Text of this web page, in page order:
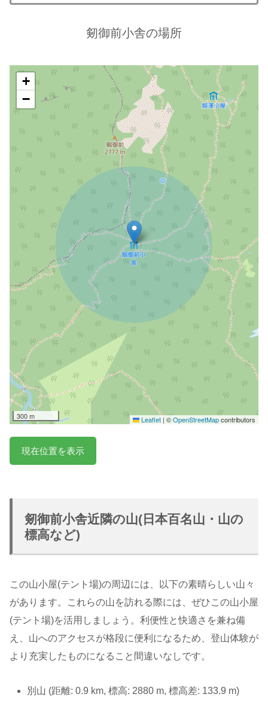
剱御前小舎の場所
+
−
300 m Leaflet | ©OpenStreetMapcontributors
現在位置を表示
剱御前小舎近隣の山(日本百名山・山の
標高など)
この山小屋(テント場)の周辺には、以下の素晴らしい山々
があります。これらの山を訪れる際には、ぜひこの山小屋
(テント場)を活用しましょう。利便性と快適さを兼ね備
え、山へのアクセスが格段に便利になるため、登山体験が
より充実したものになること間違いなしです。
別山 (距離: 0.9 km, 標高: 2880 m, 標高差: 133.9 m)